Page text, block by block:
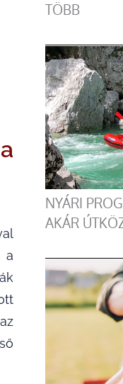
a
TÖBB
NYÁRI
AKÁR